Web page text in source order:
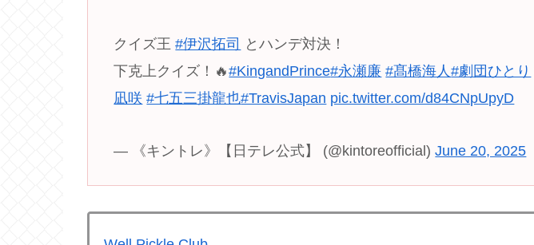
クイズ王#伊沢拓司
とハンデ対決！
下克上クイズ！🔥#KingandPrince#永瀬廉 #髙橋海人#劇団ひとり
凪咲 #七五三掛龍也#TravisJapan pic.twitter.com/d84CNpUpyD
— 《キントレ》【日テレ公式】 (@kintoreofficial)June 20, 2025